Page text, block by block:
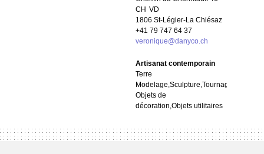
CH
1806 St-Légier-La Chiésaz
VD
+41 79 747 64 37
veronique@danyco.ch
Artisanat contemporain
Terre
Modelage,Sculpture,Tournage
Objets de
décoration,Objets utilitaires